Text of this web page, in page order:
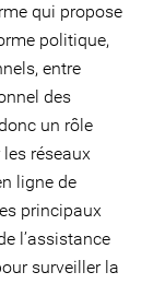
qui propose
politique,
entre
des
un rôle
réseaux
ligne de
principaux
l’assistance
surveiller la